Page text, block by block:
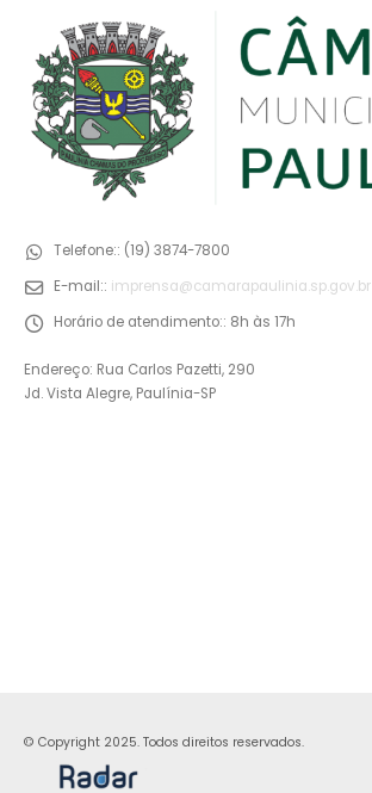
Telefone:: (19) 3874-7800
E-mail:: imprensa@camarapaulinia.sp.gov.br
Horário de atendimento:: 8h às 17h
Endereço: Rua Carlos Pazetti, 290
Jd. Vista Alegre, Paulínia-SP
© Copyright 2025. Todos direitos reservados.